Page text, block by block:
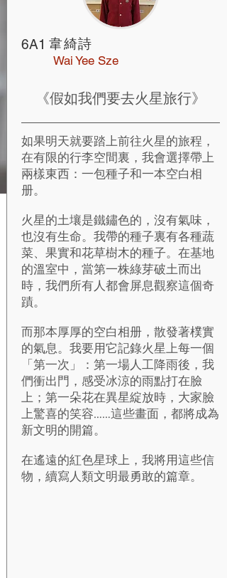
6A1 韋綺詩
Wai Yee Sze
《假如我們要去火星旅行​》
如果明天就要踏上前往火星的旅程，
在有限的行李空間裏，我會選擇帶上
兩樣東西：一包種子和一本空白相
册。
火星的土壤是鐵鏽色的，沒有氣味，
也沒有生命。我帶的種子裏有各種蔬
菜、果實和花草樹木的種子。在基地
的溫室中，當第一株綠芽破土而出
時，我們所有人都會屏息觀察這個奇
蹟。
而那本厚厚的空白相册，散發著樸實
的氣息。我要用它記錄火星上每一個
「第一次」：第一場人工降雨後，我
們衝出門，感受冰涼的雨點打在臉
上；第一朵花在異星綻放時，大家臉
上驚喜的笑容……這些畫面，都將成為
新文明的開篇。
在遙遠的紅色星球上，我將用這些信
物，續寫人類文明最勇敢的篇章。